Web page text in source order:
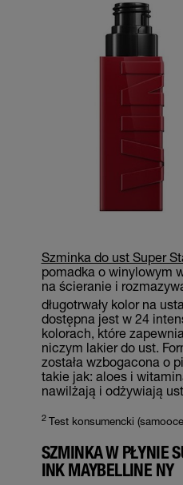
Szminka do ust Super
pomadka o winylowym
na ścieranie i
długotrwały kolor na
dostępna jest w 24
kolorach, które
niczym lakier do ust.
została wzbogacona o
takie jak: aloes i
nawilżają i odżywiają
2 Test konsumencki
SZMINKA W PŁYNIE
INK MAYBELLINE NY